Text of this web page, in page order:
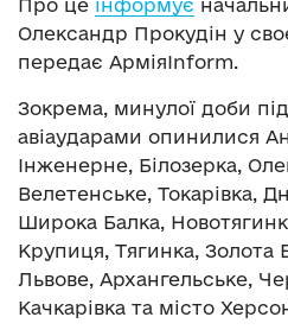
Про це інформує
Олександр Прокудін у
передає АрміяInform.
Зокрема, минулої доби
авіаударами опинилися
Інженерне, Білозерка,
Велетенське, Токарівка,
Широка Балка,
Крупиця, Тягинка, Золота
Львове, Архангельське,
Качкарівка та місто